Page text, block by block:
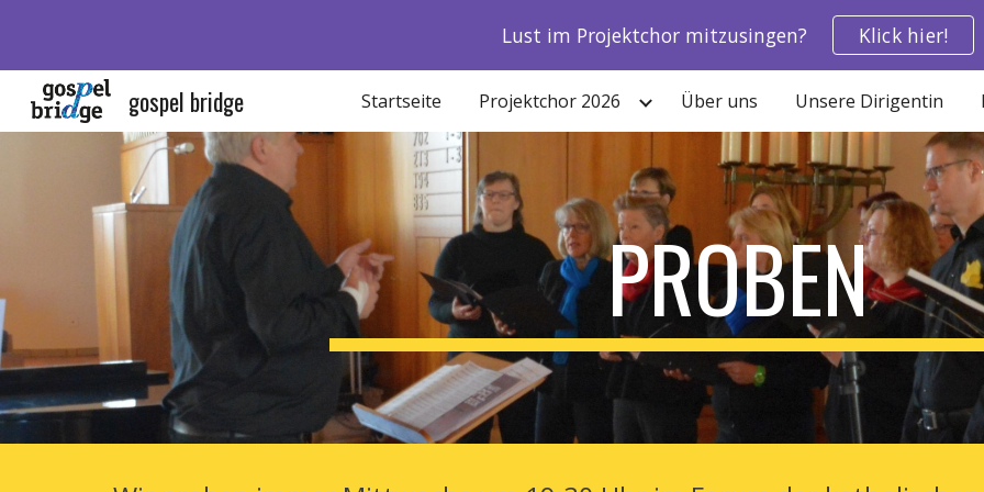
Skip to main content Skip to
Lust im Projektchor mitzusingen? Klick hier!
gospel bridge Startseite Projektchor 2026 Über uns Unsere Dirigentin
PROBEN